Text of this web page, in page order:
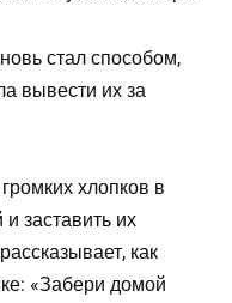
стал способом,
вывести их за
хлопков в
заставить их
как
«Забери домой